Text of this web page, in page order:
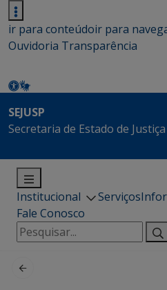
ir para conteúdoir para
Ouvidoria Transparência
SEJUSP
Secretaria de Estado de
Institucional Serviços
Fale Conosco
Pesquisar
por: